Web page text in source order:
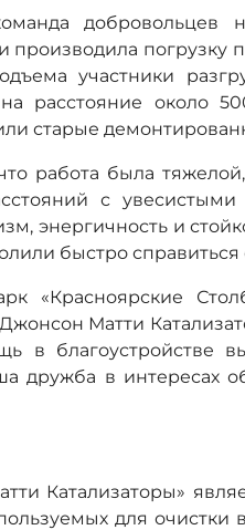
добровольцев
производила погрузку
участники
расстояние около
старые
работа была
с
энергичность и
быстро справиться
«Красноярские
Матти
в благоустройстве
дружба в интересах
Катализаторы»
для